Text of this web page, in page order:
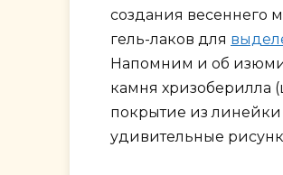
создания весеннего
гель-лаков для
Напомним и об
камня хризоберилла
покрытие из линейки
удивительные